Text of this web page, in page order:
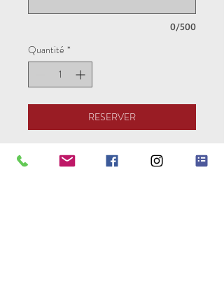
0/500
Quantité *
RESERVER
Pour réserver votre séjour vous avez la
possibilité de régler la totalité de votre